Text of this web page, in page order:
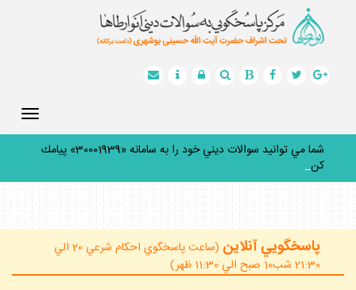
شما مي توانيد سوالات ديني خود را به سامانه «30001939» پيامك
كنيد.
پاسخگويي آنلاين
(ساعت پاسخگوي احكام شرعي 20 الي
21:30 شب10 صبح الي 11:30 ظهر)